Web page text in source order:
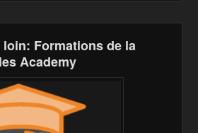
Formations de la
Academy